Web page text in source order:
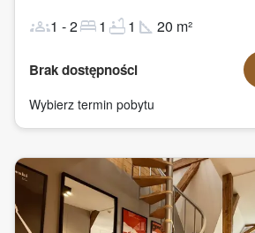
groups1 -2bed1 bathtub1 square_foot 20 m²
Brak dostępności
Wybierz termin pobytu